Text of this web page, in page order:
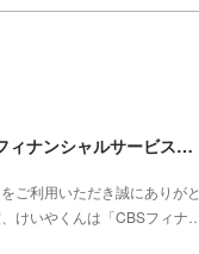
【信販連携】CBSフィナンシャルサービス株式会社との連携を開始しました！
ご利用いただき誠にありがと
けいやくんは「CBSフィナ…